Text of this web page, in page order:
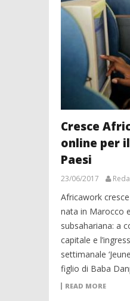
Cresce
online per
Paesi
23/06/2017
Africawork
nata in Marocco
subsahariana: a
capitale e
settimanale
figlio di Baba
READ MORE